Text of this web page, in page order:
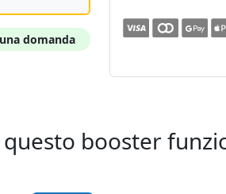
domanda
questo booster